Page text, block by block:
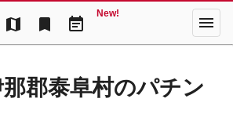
map bookmark event_note
New! menu
郡泰阜村のパチン